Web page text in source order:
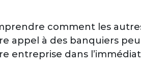
comment les
appel à des banquiers
entreprise dans